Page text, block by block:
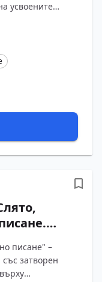
усвоените
писане" –
затворен